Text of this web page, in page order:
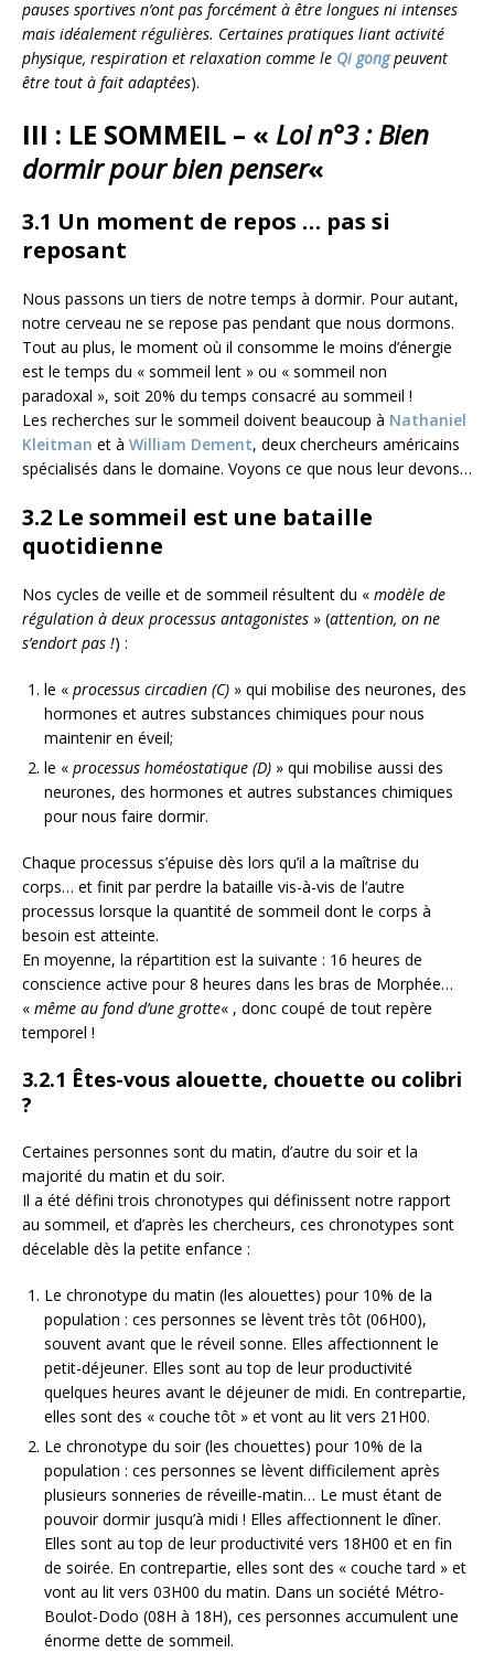
pauses sportives n’ont pas forcément à être longues ni intenses
mais idéalement régulières. Certaines pratiques liant activité
physique, respiration et relaxation comme le Qi gongpeuvent
être tout à fait adaptées).
III : LE SOMMEIL – « Loi n°3 : Bien
dormir pour bien penser«
3.1 Un moment de repos … pas si
reposant
Nous passons un tiers de notre temps à dormir. Pour autant,
notre cerveau ne se repose pas pendant que nous dormons.
Tout au plus, le moment où il consomme le moins d’énergie
est le temps du « sommeil lent » ou « sommeil non
paradoxal », soit 20% du temps consacré au sommeil !
Les recherches sur le sommeil doivent beaucoup à Nathaniel
Kleitman et à William Dement, deux chercheurs américains
spécialisés dans le domaine. Voyons ce que nous leur devons…
3.2 Le sommeil est une bataille
quotidienne
Nos cycles de veille et de sommeil résultent du « modèle de
régulation à deux processus antagonistes » (attention, on ne
s’endort pas !) :
le « processus circadien (C) » qui mobilise des neurones, des
hormones et autres substances chimiques pour nous
maintenir en éveil;
le « processus homéostatique (D) » qui mobilise aussi des
neurones, des hormones et autres substances chimiques
pour nous faire dormir.
Chaque processus s’épuise dès lors qu’il a la maîtrise du
corps… et finit par perdre la bataille vis-à-vis de l’autre
processus lorsque la quantité de sommeil dont le corps à
besoin est atteinte.
En moyenne, la répartition est la suivante : 16 heures de
conscience active pour 8 heures dans les bras de Morphée…
« même au fond d’une grotte« , donc coupé de tout repère
temporel !
3.2.1 Êtes-vous alouette, chouette ou colibri
?
Certaines personnes sont du matin, d’autre du soir et la
majorité du matin et du soir.
Il a été défini trois chronotypes qui définissent notre rapport
au sommeil, et d’après les chercheurs, ces chronotypes sont
décelable dès la petite enfance :
Le chronotype du matin (les alouettes) pour 10% de la
population : ces personnes se lèvent très tôt (06H00),
souvent avant que le réveil sonne. Elles affectionnent le
petit-déjeuner. Elles sont au top de leur productivité
quelques heures avant le déjeuner de midi. En contrepartie,
elles sont des « couche tôt » et vont au lit vers 21H00.
Le chronotype du soir (les chouettes) pour 10% de la
population : ces personnes se lèvent difficilement après
plusieurs sonneries de réveille-matin… Le must étant de
pouvoir dormir jusqu’à midi ! Elles affectionnent le dîner.
Elles sont au top de leur productivité vers 18H00 et en fin
de soirée. En contrepartie, elles sont des « couche tard » et
vont au lit vers 03H00 du matin. Dans un société Métro-
Boulot-Dodo (08H à 18H), ces personnes accumulent une
énorme dette de sommeil.